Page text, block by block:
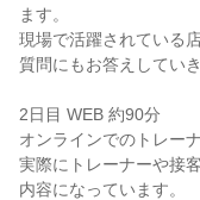
ます。
現場で活躍されている
質問にもお答えしていき
2日目 WEB 約90分
オンラインでのトレー
実際にトレーナーや接
内容になっています。